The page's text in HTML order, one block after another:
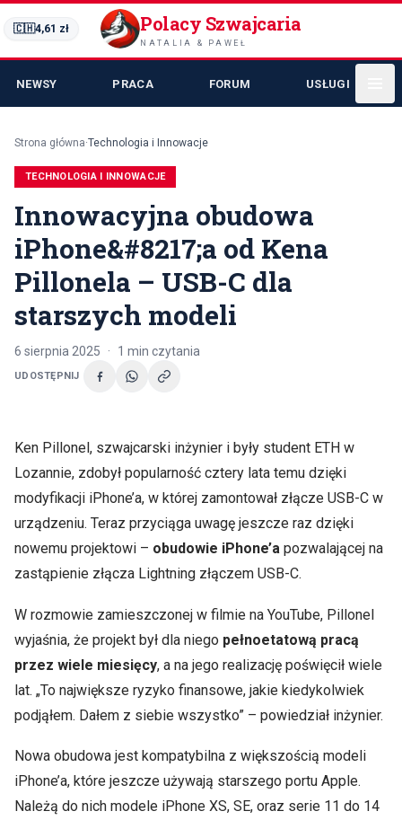
🇨🇭4,61 zł Polacy Szwajcaria
NATALIA & PAWEŁ
NEWSY PRACA FORUM USŁUGI
Strona główna·Technologia i Innowacje
TECHNOLOGIA I INNOWACJE
Innowacyjna obudowa
iPhone&#8217;a od Kena
Pillonela – USB-C dla
starszych modeli
6 sierpnia 2025 · 1 min czytania
UDOSTĘPNIJ
Ken Pillonel, szwajcarski inżynier i były student ETH w
Lozannie, zdobył popularność cztery lata temu dzięki
modyfikacji iPhone’a, w której zamontował złącze USB-C w
urządzeniu. Teraz przyciąga uwagę jeszcze raz dzięki
nowemu projektowi – obudowie iPhone’a pozwalającej na
zastąpienie złącza Lightning złączem USB-C.
W rozmowie zamieszczonej w filmie na YouTube, Pillonel
wyjaśnia, że projekt był dla niego pełnoetatową pracą
przez wiele miesięcy, a na jego realizację poświęcił wiele
lat. „To największe ryzyko finansowe, jakie kiedykolwiek
podjąłem. Dałem z siebie wszystko” – powiedział inżynier.
Nowa obudowa jest kompatybilna z większością modeli
iPhone’a, które jeszcze używają starszego portu Apple.
Należą do nich modele iPhone XS, SE, oraz serie 11 do 14